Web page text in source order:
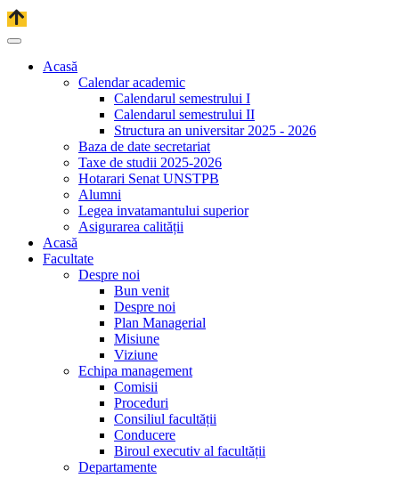
Acasă
Calendar academic
Calendarul semestrului I
Calendarul semestrului II
Structura an universitar 2025 - 2026
Baza de date secretariat
Taxe de studii 2025-2026
Hotarari Senat UNSTPB
Alumni
Legea invatamantului superior
Asigurarea calității
Acasă
Facultate
Despre noi
Bun venit
Despre noi
Plan Managerial
Misiune
Viziune
Echipa management
Comisii
Proceduri
Consiliul facultății
Conducere
Biroul executiv al facultății
Departamente